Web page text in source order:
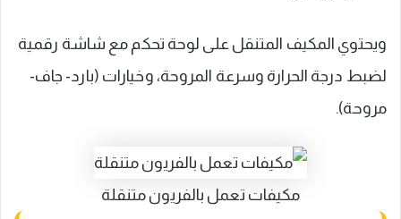
ويحتوي المكيف المتنقل على لوحة تحكم مع شاشة رقمية
لضبط درجة الحرارة وسرعة المروحة، وخيارات (بارد- جاف-
مروحة).
مكيفات تعمل بالفريون متنقلة